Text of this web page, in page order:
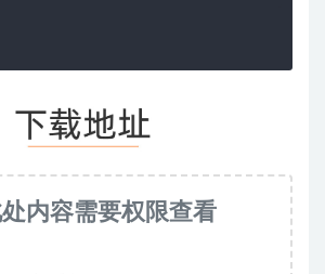
内容需要权限查看